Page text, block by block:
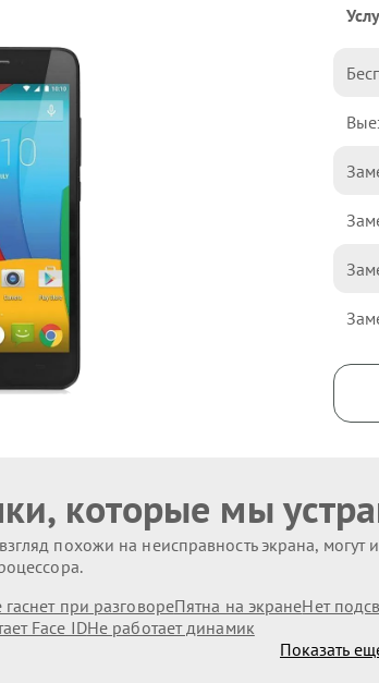
которые мы
похожи на неисправность экрана,
гаснет при разговореПятна на экранеНет
Face IDНе работает динамик
Показать